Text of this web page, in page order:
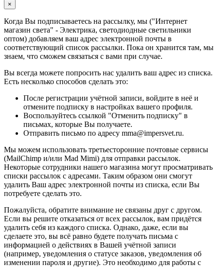
×
Когда Вы подписываетесь на рассылку, мы ("Интернет
магазин света" - Электрика, светодиодные светильники
оптом) добавляем ваш адрес электронной почты в
соответствующий список рассылки. Пока он хранится там, мы
знаем, что сможем связаться с вами при случае.
Вы всегда можете попросить нас удалить ваш адрес из списка.
Есть несколько способов сделать это:
После регистрации учётной записи, войдите в неё и
отмените подписку в настройках вашего профиля.
Воспользуйтесь ссылкой "Отменить подписку" в
письмах, которые Вы получаете.
Отправить письмо по адресу mma@impersvet.ru.
Мы можем использовать третьесторонние почтовые сервисы
(MailChimp и/или Mad Mimi) для отправки рассылок.
Некоторые сотрудники нашего магазина могут просматривать
списки рассылок с адресами. Таким образом они смогут
удалить Ваш адрес электронной почты из списка, если Вы
потребуете сделать это.
Пожалуйста, обратите внимание не связаны друг с другом.
Если вы решите отказаться от всех рассылок, вам придётся
удалить себя из каждого списка. Однако, даже, если вы
сделаете это, вы всё равно будете получать письма с
информацией о действиях в Вашей учётной записи
(например, уведомления о статусе заказов, уведомления об
изменении пароля и другие). Это необходимо для работы с